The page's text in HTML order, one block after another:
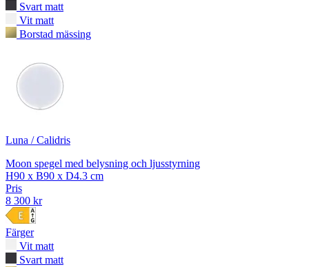
Svart matt
Vit matt
Borstad mässing
Luna / Calidris
Moon spegel med belysning och ljusstyrning
H90 x B90 x D4.3 cm
Pris
8 300 kr
Färger
Vit matt
Svart matt